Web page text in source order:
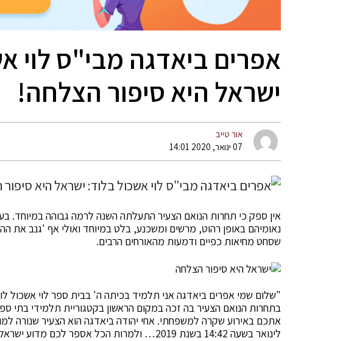
אפרים ביאדגה מבי"ס לוי
ישראל היא סיפור הצלחה!
אור טייב
07 ינואר, 2020 14:01
אין ספק כי תחרות הנואם הצעיר התעלתה השנה לרמה גבוהה במיוחד.
נאומיהם באופן רהוט, מרשים ומשכנע, בלט במיוחד ואולי אף 'גנב את
שסחט מחיאות כפיים ודמעות מהאורחים הרבים.
"שלום שמי אפרים ביאדגה אני תלמיד בכיתה ה' בבית ספר לוי אשכול
בתחרות הנואם הצעיר בה זכה במקום הראשון בקטגוריית תלמידי בתי
לינואר בשעה 14:42 בשנת 2019… ולמרות הכל אספר לכם מדוע ישראל היא סיפור הצלחה..״